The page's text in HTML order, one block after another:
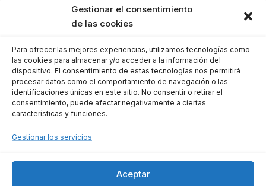
Gestionar el consentimiento
de las cookies
Para ofrecer las mejores experiencias, utilizamos tecnologías como
las cookies para almacenar y/o acceder a la información del
dispositivo. El consentimiento de estas tecnologías nos permitirá
procesar datos como el comportamiento de navegación o las
identificaciones únicas en este sitio. No consentir o retirar el
consentimiento, puede afectar negativamente a ciertas
características y funciones.
Gestionar los servicios
Aceptar
embargo.
Consultar el expediente
sea de manera presencial o electrónica.
Presentar oposición o recurso: Si
encuentras errores o tienes justificación,
actúa dentro del plazo legal.
embargo, presenta un aval o depósito
Si es necesario, acudir a tribunales